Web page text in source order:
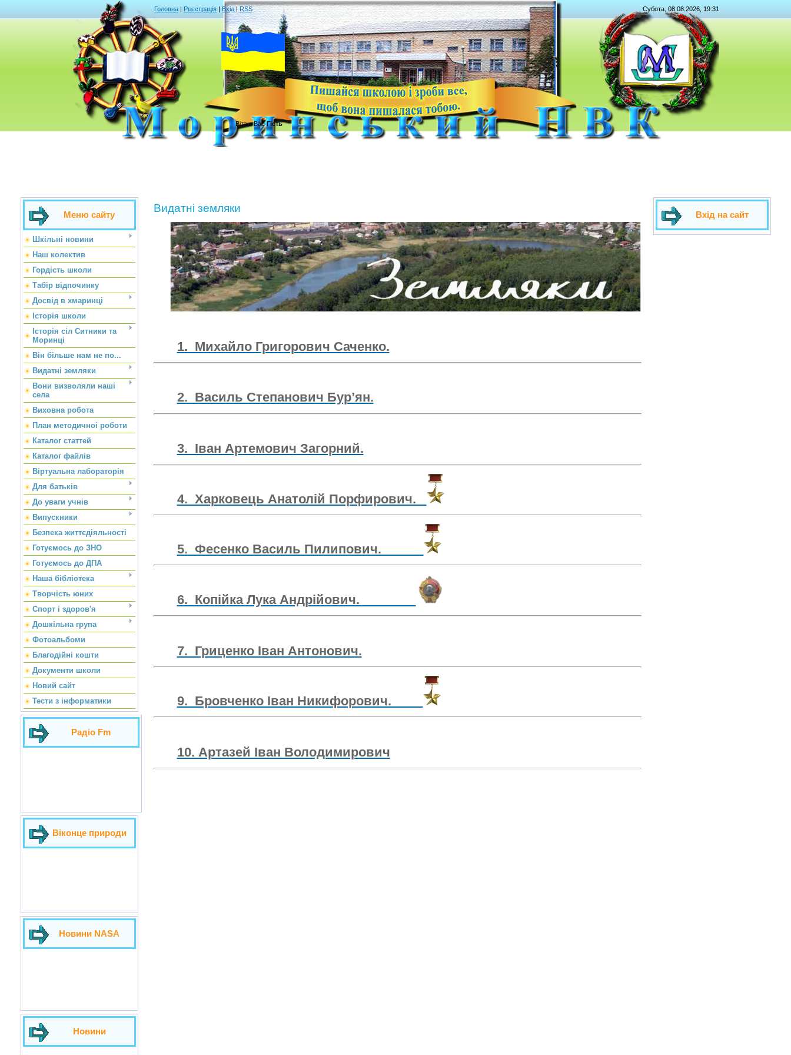
Головна | Реєстрація | Вхід| RSS Субота, 08.08.2026, 19:31
Вітаю Вас Гість
Меню сайту
Шкільні новини
Наш колектив
Гордість школи
Табір відпочинку
Досвід в хмаринці
Історія школи
Історія сіл Ситники та
Моринці
Він більше нам не по...
Видатні земляки
Вони визволяли наші
села
Виховна робота
План методичноі роботи
Каталог статтей
Каталог файлів
Віртуальна лабораторія
Для батьків
До уваги учнів
Випускники
Безпека життєдіяльності
Готуємось до ЗНО
Готуємось до ДПА
Наша бібліотека
Творчість юних
Спорт і здоров'я
Дошкільна група
Фотоальбоми
Благодійні кошти
Документи школи
Новий сайт
Тести з інформатики
Радіо Fm
Віконце природи
Новини NASA
Новини
Видатні земляки
1. Михайло Григорович Саченко.
2. Василь Степанович Бур’ян.
3. Іван Артемович Загорний.
4. Харковець Анатолій Порфирович.
5. Фесенко Василь Пилипович.
6. Копійка Лука Андрійович.
7. Гриценко Іван Антонович.
9. Бровченко Іван Никифорович.
10. Артазей Іван Володимирович
Вхід на сайт